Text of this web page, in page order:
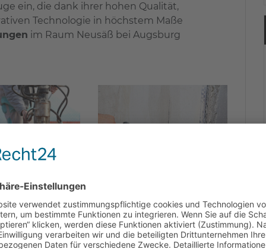
ein, die dank ihrer hohen Qualität,
Technologie in höchstem Maße
im Raum Neusäß bei Augsburg
und Spezialbohrungen Ihrem
Augsburg – Confido!